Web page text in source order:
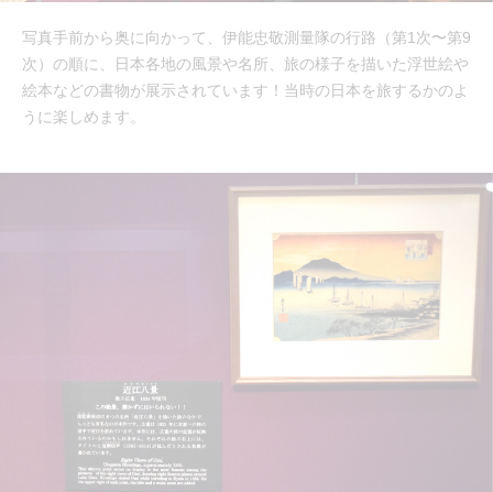
写真手前から奥に向かって、伊能忠敬測量隊の行路（第1次〜第9
次）の順に、日本各地の風景や名所、旅の様子を描いた浮世絵や
絵本などの書物が展示されています！当時の日本を旅するかのよ
うに楽しめます。